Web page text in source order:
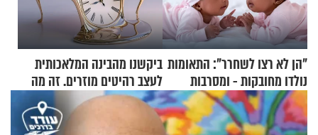
"הן לא רצו לשחרר": התאומות
נולדו מחובקות - ומסרבות
להיפרד
ביקשנו מהבינה המלאכותית
לעצב רהיטים מוזרים. זה מה
שיצא